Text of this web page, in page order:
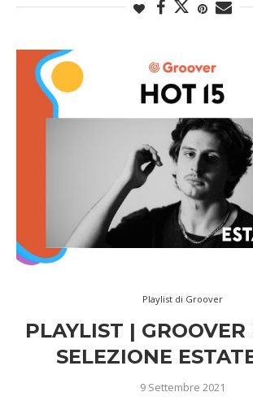
Playlist di Groover
PLAYLIST | GROOVER
SELEZIONE
9 Settembre 2021